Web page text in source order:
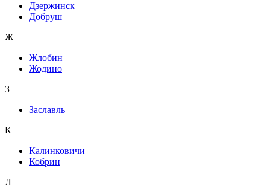
Дзержинск
Добруш
Ж
Жлобин
Жодино
З
Заславль
К
Калинковичи
Кобрин
Л